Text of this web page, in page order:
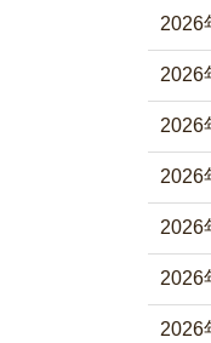
2026
2026
2026
2026
2026
2026
2026